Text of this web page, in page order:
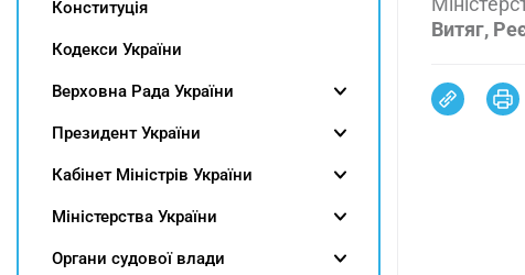
Витяг,
Конституція
Кодекси України
Верховна Рада України
Президент України
Кабінет Міністрів України
Міністерства України
Органи судової влади